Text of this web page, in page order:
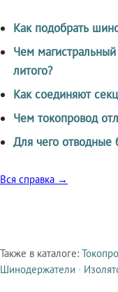
Как подобрать
Чем
литого?
Как соединяют
Чем токопровод
Для чего отводные
Вся справка →
Смежные
Также в каталоге:
Шинодержатели ·